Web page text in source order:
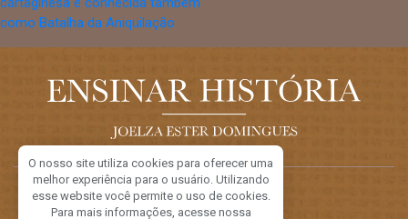
O nosso site utiliza cookies para oferecer uma
melhor experiência para o usuário. Utilizando
esse website você permite o uso de cookies.
Para mais informações, acesse nossa
Sobre o Blog
A idealizadora